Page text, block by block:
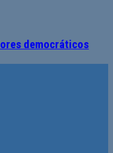
democráticos